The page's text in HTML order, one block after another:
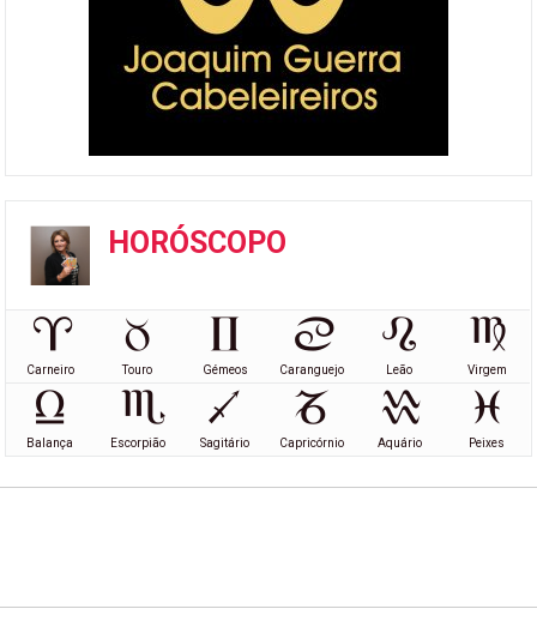
HORÓSCOPO
Carneiro Touro Gémeos Caranguejo Leão Virgem
Balança Escorpião Sagitário Capricórnio Aquário Peixes